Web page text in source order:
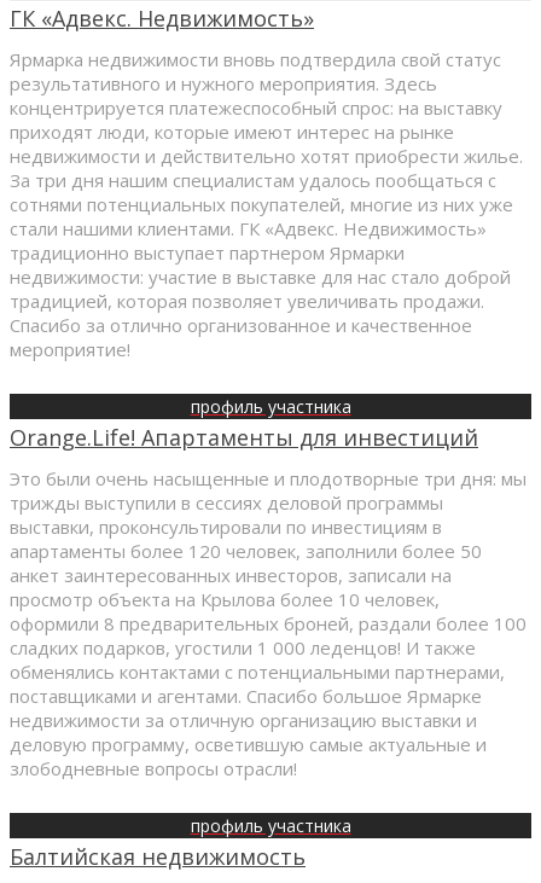
ГК «Адвекс. Недвижимость»
Ярмарка недвижимости вновь подтвердила свой статус
результативного и нужного мероприятия. Здесь
концентрируется платежеспособный спрос: на выставку
приходят люди, которые имеют интерес на рынке
недвижимости и действительно хотят приобрести жилье.
За три дня нашим специалистам удалось пообщаться с
сотнями потенциальных покупателей, многие из них уже
стали нашими клиентами. ГК «Адвекс. Недвижимость»
традиционно выступает партнером Ярмарки
недвижимости: участие в выставке для нас стало доброй
традицией, которая позволяет увеличивать продажи.
Спасибо за отлично организованное и качественное
мероприятие!
профиль участника
Orange.Life! Апартаменты для инвестиций
Это были очень насыщенные и плодотворные три дня: мы
трижды выступили в сессиях деловой программы
выставки, проконсультировали по инвестициям в
апартаменты более 120 человек, заполнили более 50
анкет заинтересованных инвесторов, записали на
просмотр объекта на Крылова более 10 человек,
оформили 8 предварительных броней, раздали более 100
сладких подарков, угостили 1 000 леденцов! И также
обменялись контактами с потенциальными партнерами,
поставщиками и агентами. Спасибо большое Ярмарке
недвижимости за отличную организацию выставки и
деловую программу, осветившую самые актуальные и
злободневные вопросы отрасли!
профиль участника
Балтийская недвижимость